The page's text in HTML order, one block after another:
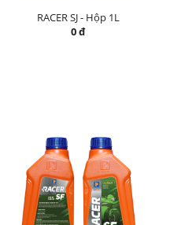
RACER SJ - Hộp 1L
0 đ